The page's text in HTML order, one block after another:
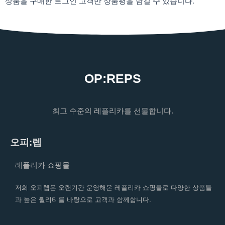
OP:REPS
최고 수준의 레플리카를 선물합니다.
오피:렙
레플리카 쇼핑몰
저희 오피렙은 오랜기간 운영해온 레플리카 쇼핑몰로 다양한 상품들
과 높은 퀄리티를 바탕으로 고객과 함께합니다.